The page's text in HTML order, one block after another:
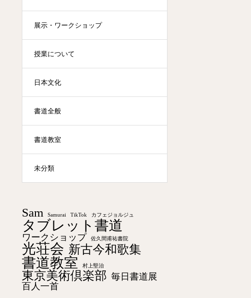
展示・ワークショップ
授業について
日本文化
書道全般
書道教室
未分類
Sam Samurai TikTok カフェジョルジュ
タブレット書道
ワークショップ 佐久間甫祐書院
光荘会 新古今和歌集
書道教室 村上堅治
東京美術倶楽部 毎日書道展
百人一首